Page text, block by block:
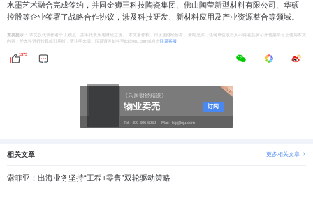
水墨艺术融合完成签约，并同金狮王科技陶瓷集团、佛山陶莹新型材料有限公司、华硕
控股等企业签署了战略合作协议，涉及科技研发、新材料应用及产业资源整合等领域。
重要提示：
本文仅代表作者个人观点，并不代表乐居财经立场。 本文著作权，归乐居财经所有。未经允许，任何单位或个人不得在任何公开传播平台上使用本文
内容；经允许进行转载或引用时，请注明来源。联系请发邮件至ljcj@leju.com或点击
联系客服
1373
《乐居财经精选》
物业卖壳
Tel: 400-606-6969 Mail: ljcj@leju.com
订阅
相关文章 更多相关文章
索菲亚：出海业务坚持“工程+零售”双轮驱动策略